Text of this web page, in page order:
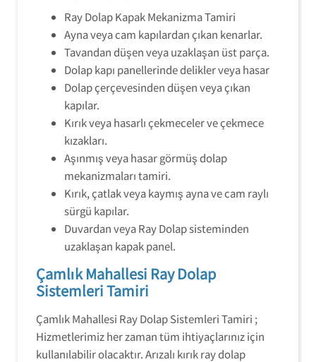
Ray Dolap Kapak Mekanizma Tamiri
Ayna veya cam kapılardan çıkan kenarlar.
Tavandan düşen veya uzaklaşan üst parça.
Dolap kapı panellerinde delikler veya hasar
Dolap çerçevesinden düşen veya çıkan
kapılar.
Kırık veya hasarlı çekmeceler ve çekmece
kızakları.
Aşınmış veya hasar görmüş dolap
mekanizmaları tamiri.
Kırık, çatlak veya kaymış ayna ve cam raylı
sürgü kapılar.
Duvardan veya Ray Dolap sisteminden
uzaklaşan kapak panel.
Çamlık Mahallesi Ray Dolap
Sistemleri Tamiri
Çamlık Mahallesi Ray Dolap Sistemleri Tamiri ;
Hizmetlerimiz her zaman tüm ihtiyaçlarınız için
kullanılabilir olacaktır. Arızalı kırık ray dolap